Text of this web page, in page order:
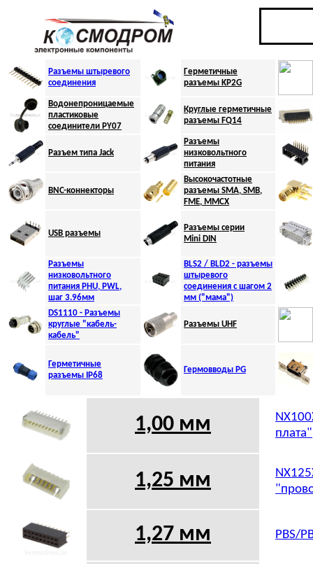
Разъемы штыревого
соединения
Герметичные
разъемы KP2G
Водонепроницаемые
пластиковые
соединители PY07
Круглые герметичные
разъемы FQ14
Разъем типа Jack
Разъемы
низковольтного
питания
BNC-коннекторы
Высокочастотные
разъемы SMA, SMB,
FME, MMCX
USB разъемы
Разъемы серии
Mini DIN
Разъемы
низковольтного
питания PНU, PWL,
шаг 3.96мм
BLS2 / BLD2 - разъемы
штыревого
соединения с шагом 2
мм ("мама")
DS1110 - Разъемы
круглые "кабель-
кабель"
Разъемы UHF
Герметичные
разъемы IP68
Гермовводы PG
1,00 мм
плата"
1,25 мм
1,27 мм PBS/